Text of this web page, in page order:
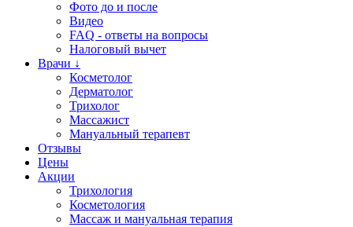
Фото до и после
Видео
FAQ - ответы на вопросы
Налоговый вычет
Врачи ↓
Косметолог
Дерматолог
Трихолог
Массажист
Мануальный терапевт
Отзывы
Цены
Акции
Трихология
Косметология
Массаж и мануальная терапия